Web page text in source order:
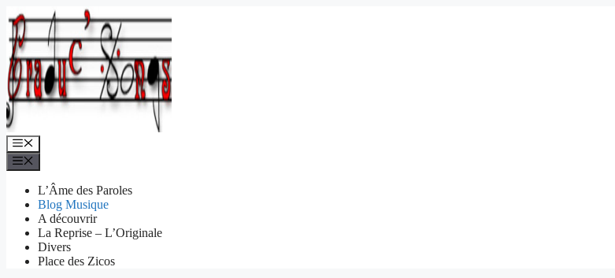
Aller
au
contenu
Menu
L’Âme des Paroles
Blog Musique
A découvrir
La Reprise – L’Originale
Divers
Place des Zicos